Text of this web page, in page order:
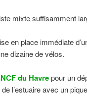
mixte suffisamment
en place immédiate
dizaine de vélos.
du Havrepour un
l’estuaire avec un